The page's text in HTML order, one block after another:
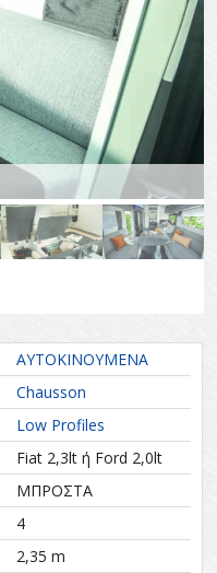
ΑΥΤΟΚΙΝΟΥΜΕΝΑ
Chausson
Low Profiles
Fiat 2,3lt ή Ford 2,0lt
ΜΠΡΟΣΤΑ
4
2,35 m